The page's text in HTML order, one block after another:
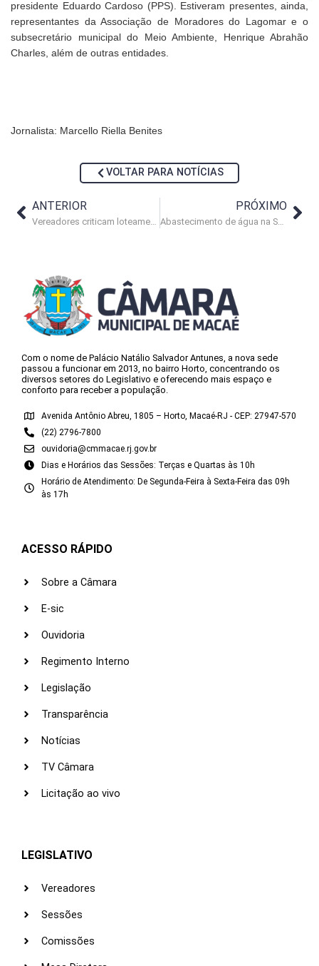
presidente Eduardo Cardoso (PPS). Estiveram presentes, ainda,
representantes da Associação de Moradores do Lagomar e o
subsecretário municipal do Meio Ambiente, Henrique Abrahão
Charles, além de outras entidades.
Jornalista: Marcello Riella Benites
VOLTAR PARA NOTÍCIAS
ANTERIOR PRÓXIMO
Abastecimento de água na Serra é tema de indicação
Com o nome de Palácio Natálio Salvador Antunes, a nova sede
passou a funcionar em 2013, no bairro Horto, concentrando os
diversos setores do Legislativo e oferecendo mais espaço e
conforto para receber a população.
Avenida Antônio Abreu, 1805 – Horto, Macaé-RJ - CEP: 27947-570
(22) 2796-7800
ouvidoria@cmmacae.rj.gov.br
Dias e Horários das Sessões: Terças e Quartas às 10h
Horário de Atendimento: De Segunda-Feira à Sexta-Feira das 09h
às 17h
ACESSO RÁPIDO
Sobre a Câmara
E-sic
Ouvidoria
Regimento Interno
Legislação
Transparência
Notícias
TV Câmara
Licitação ao vivo
LEGISLATIVO
Vereadores
Sessões
Comissões